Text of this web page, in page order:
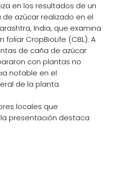
en los resultados de un
azúcar realizado en el
India, que examina
CropBioLife (CBL). A
de caña de azúcar
con plantas no
notable en el
de la planta.
locales que
presentación destaca